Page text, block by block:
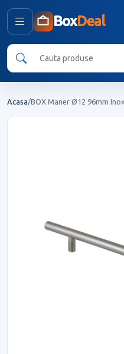
BoxDeal
Acasa/BOX Maner Ø12 96mm